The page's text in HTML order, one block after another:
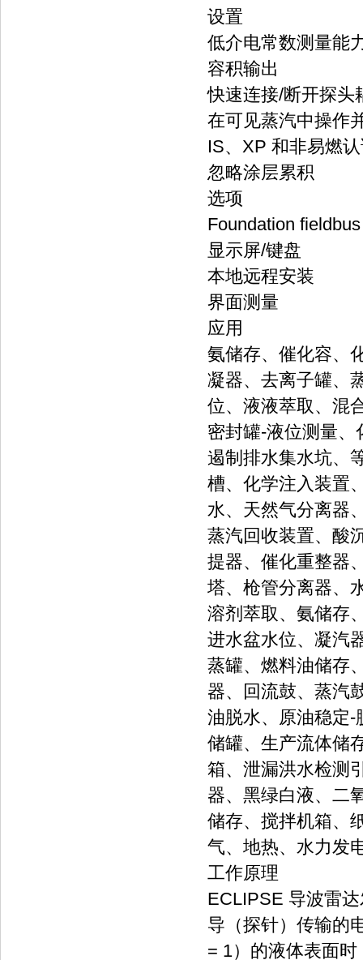
设置
低介电常数测量能
容积输出
快速连接/断开探头
在可见蒸汽中操作
IS、XP 和非易燃
忽略涂层累积
选项
Foundation
显示屏/键盘
本地远程安装
界面测量
应用
氨储存、催化容、
凝器、去离子罐、
位、液液萃取、混
密封罐-液位测量
遏制排水集水坑、
槽、化学注入装置
水、天然气分离器
蒸汽回收装置、酸
提器、催化重整器
塔、枪管分离器、
溶剂萃取、氨储存
进水盆水位、凝汽
蒸罐、燃料油储存
器、回流鼓、蒸汽
油脱水、原油稳定-
储罐、生产流体储
箱、泄漏洪水检测
器、黑绿白液、二
储存、搅拌机箱、
气、地热、水力发
工作原理
ECLIPSE 导波雷
导（探针）传输的
= 1）的液体表面